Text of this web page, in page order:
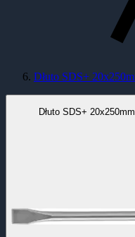
Dłuto SDS+
Dłuto SDS+